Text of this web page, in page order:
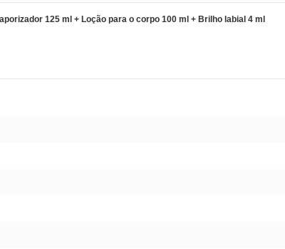
125 ml + Loção para o corpo 100 ml + Brilho labial 4 ml